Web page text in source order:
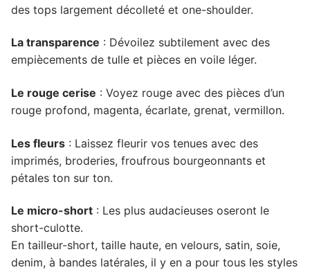
des tops largement décolleté et one-shoulder.
La transparence : Dévoilez subtilement avec des
empiècements de tulle et pièces en voile léger.
Le rouge cerise : Voyez rouge avec des pièces d’un
rouge profond, magenta, écarlate, grenat, vermillon.
Les fleurs : Laissez fleurir vos tenues avec des
imprimés, broderies, froufrous bourgeonnants et
pétales ton sur ton.
Le micro-short : Les plus audacieuses oseront le
short-culotte.
En tailleur-short, taille haute, en velours, satin, soie,
denim, à bandes latérales, il y en a pour tous les styles